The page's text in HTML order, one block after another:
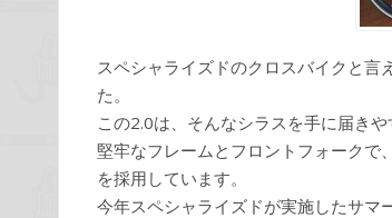
スペシャライズドのクロスバイクと言
た。
この2.0は、そんなシラスを手に届き
堅牢なフレームとフロントフォークで
を採用しています。
今年スペシャライズドが実施したサマ